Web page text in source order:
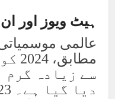
ہیٹ ویوز اور
سے زیادہ گرم